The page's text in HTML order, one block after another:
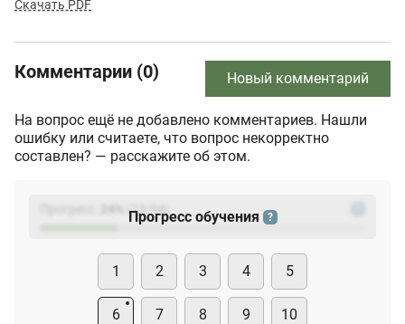
Скачать PDF
Комментарии (0) Новый комментарий
На вопрос ещё не добавлено комментариев. Нашли
ошибку или считаете, что вопрос некорректно
составлен? — расскажите об этом.
(23
Прогресс обучения ?
1 2 3 4 5
6 7 8 9 10